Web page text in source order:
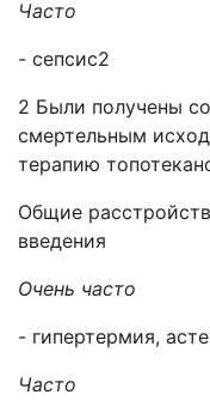
Часто
- сепсис2
2 Были получены
смертельным
терапию
Общие
введения
Очень часто
- гипертермия,
Часто